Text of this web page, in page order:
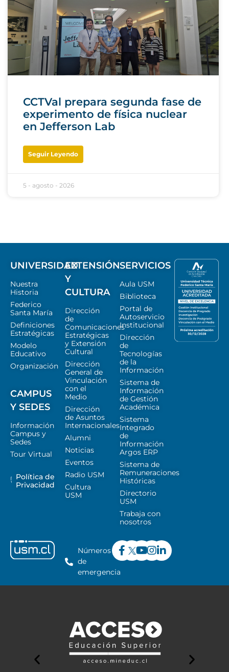
CCTVal prepara segunda fase de
experimento de física nuclear
en Jefferson Lab
Seguir Leyendo
5 - agosto - 2026
UNIVERSIDAD
Nuestra
Historia
Federico
Santa María
Definiciones
Estratégicas
Modelo
Educativo
Organización
CAMPUS
Y SEDES
Información
Campus y
Sedes
Tour Virtual
Política de
Privacidad
EXTENSIÓN
Y
CULTURA
Dirección
de
Comunicaciones
Estratégicas
y Extensión
Cultural
Dirección
General de
Vinculación
con el
Medio
Dirección
de Asuntos
Internacionales
Alumni
Noticias
Eventos
Radio USM
Cultura
USM
SERVICIOS
Aula USM
Biblioteca
Portal de
Autoservicio
Institucional
Dirección
de
Tecnologías
de la
Información
Sistema de
Información
de Gestión
Académica
Sistema
Integrado
de
Información
Argos ERP
Sistema de
Remuneraciones
Históricas
Directorio
USM
Trabaja con
nosotros
Números
de
emergencia